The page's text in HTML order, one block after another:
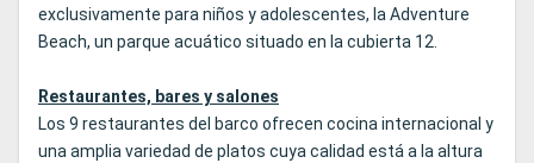
exclusivamente para niños y adolescentes, la Adventure
Beach, un parque acuático situado en la cubierta 12.
Restaurantes, bares y salones
Los 9 restaurantes del barco ofrecen cocina internacional y
una amplia variedad de platos cuya calidad está a la altura